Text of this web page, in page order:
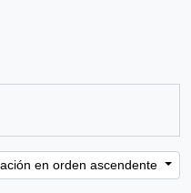
en orden ascendente